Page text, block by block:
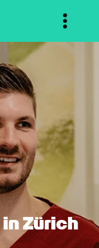
Zürich